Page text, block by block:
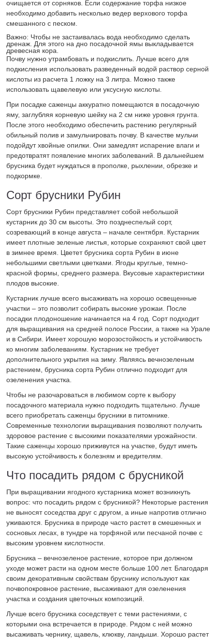
очищается от сорняков. Если содержание торфа низкое
необходимо добавить несколько ведер верхового торфа
смешанного с песком.
Важно: Чтобы не застаивалась вода необходимо сделать
дренаж. Для этого на дно посадочной ямы выкладывается
древесная кора.
Почву нужно утрамбовать и подкислить. Лучше всего для
подкисления использовать разведенный водой раствор серной
кислоты из расчета 1 ложку на 3 литра. Можно также
использовать щавелевую или уксусную кислоты.
При посадке саженцы аккуратно помещаются в посадочную
яму, заглубляя корневую шейку на 2 см ниже уровня грунта.
После этого необходимо обеспечить растению регулярный
обильный полив и замульчировать почву. В качестве мульчи
подойдут хвойные опилки. Они замедлят испарение влаги и
предотвратят появление многих заболеваний. В дальнейшем
брусника будет нуждаться в прополке, рыхлении, обрезке и
подкормке.
Сорт брусники Рубин
Сорт брусники Рубин представляет собой небольшой
кустарник до 30 см высоты. Это позднеспелый сорт,
созревающий в конце августа – начале сентября. Кустарник
имеет плотные зеленые листья, которые сохраняют свой цвет
в зимнее время. Цветет брусника сорта Рубин в июне
небольшими светлыми цветками. Ягоды круглые, темно-
красной формы, среднего размера. Вкусовые характеристики
плодов высокие.
Кустарник лучше всего высаживать на хорошо освещенные
участки – это позволит собирать высокие урожаи. После
посадки плодоношение начинается на 4 год. Сорт подходит
для выращивания на средней полосе России, а также на Урале
и в Сибири. Имеет хорошую морозостойкость и устойчивость
ко многим заболеваниям. Кустарник не требует
дополнительного укрытия на зиму. Являясь вечнозеленым
растением, брусника сорта Рубин отлично подходит для
озеленения участка.
Чтобы не разочароваться в любимом сорте к выбору
посадочного материала нужно подходить тщательно. Лучше
всего приобретать саженцы брусники в питомнике.
Современные технологии выращивания позволяют получить
здоровое растение с высокими показателями урожайности.
Такие саженцы хорошо приживутся на участке, будут иметь
высокую устойчивость к болезням и вредителям.
Что посадить рядом с брусникой
При выращивании ягодного кустарника может возникнуть
вопрос: что посадить рядом с брусникой? Некоторые растения
не выносят соседства друг с другом, а иные напротив отлично
уживаются. Брусника в природе часто растет в смешенных и
сосновых лесах, в тундре на торфяной или песчаной почве с
высоким уровнем кислотности.
Брусника – вечнозеленое растение, которое при должном
уходе может расти на одном месте больше 100 лет. Благодаря
своим декоративным свойствам бруснику используют как
почвопокровное растение, высаживают для озеленения
участка и создания цветочных композиций.
Лучше всего брусника соседствует с теми растениями, с
которыми она встречается в природе. Рядом с ней можно
высаживать чернику, щавель, клюкву, ландыши. Хорошо растет